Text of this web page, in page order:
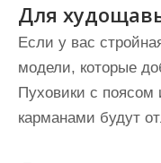
Для
Если у вас
модели, которые
Пуховики с поясом
карманами будут